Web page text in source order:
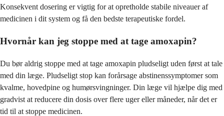
Konsekvent dosering er vigtig for at opretholde stabile niveauer af
medicinen i dit system og få den bedste terapeutiske fordel.
Hvornår kan jeg stoppe med at tage amoxapin?
Du bør aldrig stoppe med at tage amoxapin pludseligt uden først at tale
med din læge. Pludseligt stop kan forårsage abstinenssymptomer som
kvalme, hovedpine og humørsvingninger. Din læge vil hjælpe dig med
gradvist at reducere din dosis over flere uger eller måneder, når det er
tid til at stoppe medicinen.